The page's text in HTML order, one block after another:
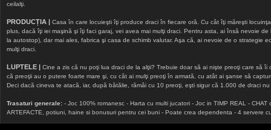
ceilalţi.
PRODUCȚIA | Casa în care locuieşti îţi produce draci în fiecare oră. Cu cât îţi măreşti
plus, dacă îţi iei maşină şi îţi faci garaj, vei avea mai mulţi draci. Pentru asta, ai însă nevoie
la autostop), dar mai ales, fabrica şi casa de schimb valutar. Aşa că, ai nevoie de o strategie
mulţi draci.
LUPTELE | Cine a zis că nu poţi lua draci de la alţii? Trebuie doar să ai nişte preoţi care să
că preoţii au o putere foarte mare şi, cu cât ai mulţi preoţi în armată, cu atât ai şanse să
Deci dacă cineva te atacă, iar, după bătălie, rămâi cu 10 preoţi, eşti sigur că 1.000 de draci
Trasaturi generale: - Joc 100% romanesc - Harta cu multi jucatori - Joc in TIMP REAL -
ARTEFACTE, potiuni, haine si bonusuri pentru cei buni - Poate crea dependenta - 4 servere